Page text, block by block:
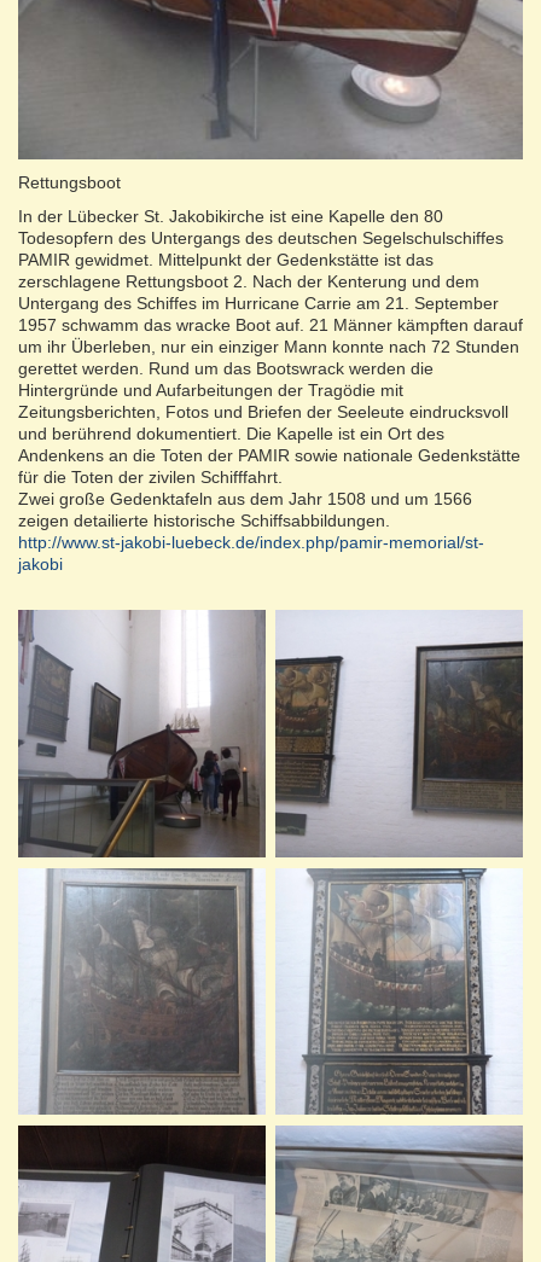
Rettungsboot
In der Lübecker St. Jakobikirche ist eine Kapelle den 80
Todesopfern des Untergangs des deutschen Segelschulschiffes
PAMIR gewidmet. Mittelpunkt der Gedenkstätte ist das
zerschlagene Rettungsboot 2. Nach der Kenterung und dem
Untergang des Schiffes im Hurricane Carrie am 21. September
1957 schwamm das wracke Boot auf. 21 Männer kämpften darauf
um ihr Überleben, nur ein einziger Mann konnte nach 72 Stunden
gerettet werden. Rund um das Bootswrack werden die
Hintergründe und Aufarbeitungen der Tragödie mit
Zeitungsberichten, Fotos und Briefen der Seeleute eindrucksvoll
und berührend dokumentiert. Die Kapelle ist ein Ort des
Andenkens an die Toten der PAMIR sowie nationale Gedenkstätte
für die Toten der zivilen Schifffahrt.
Zwei große Gedenktafeln aus dem Jahr 1508 und um 1566
zeigen detailierte historische Schiffsabbildungen.
http://www.st-jakobi-luebeck.de/index.php/pamir-memorial/st-
jakobi